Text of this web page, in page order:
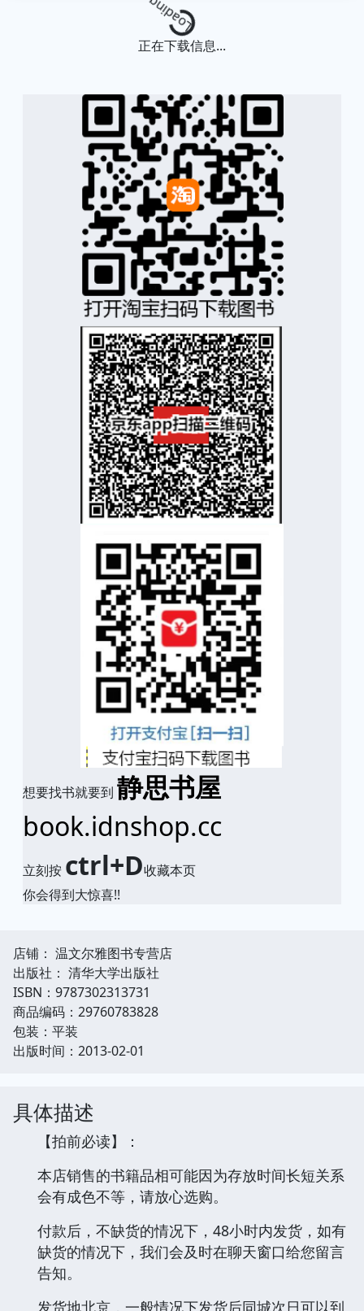
Loading...
正在下载信息...
想要找书就要到 静思书屋
book.idnshop.cc
立刻按 ctrl+D收藏本页
你会得到大惊喜!!
店铺： 温文尔雅图书专营店
出版社： 清华大学出版社
ISBN：9787302313731
商品编码：29760783828
包装：平装
出版时间：2013-02-01
具体描述
【拍前必读】：
本店销售的书籍品相可能因为存放时间长短关系
会有成色不等，请放心选购。
付款后，不缺货的情况下，48小时内发货，如有
缺货的情况下，我们会及时在聊天窗口给您留言
告知。
发货地北京，一般情况下发货后同城次日可以到